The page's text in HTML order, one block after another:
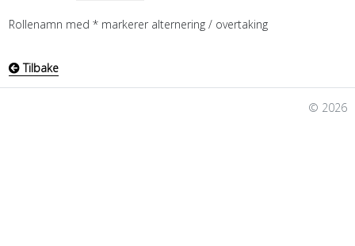
Rollenamn med * markerer alternering / overtaking
Tilbake
© 2026